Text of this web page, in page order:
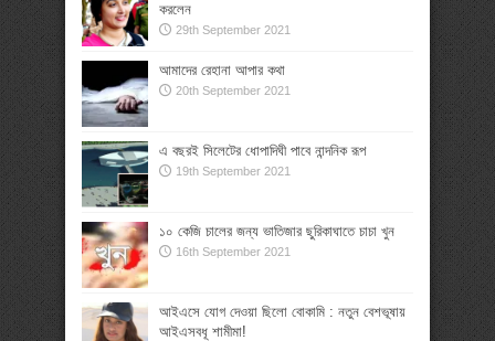
করলেন
29th September 2021
আমাদের রেহানা আপার কথা
20th September 2021
এ বছরই সিলেটের ধোপাদিঘী পাবে নান্দনিক রূপ
19th September 2021
১০ কেজি চালের জন্য ভাতিজার ছুরিকাঘাতে চাচা খুন
16th September 2021
আইএসে যোগ দেওয়া ছিলো বোকামি : নতুন বেশভূষায়
আইএসবধূ শামীমা!